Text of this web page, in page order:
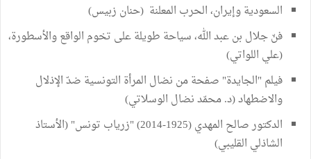
السعودية وإيران، الحرب المعلنة (حنان زبيس)
فنّ جلال بن عبد الله، سياحة طويلة على تخوم الواقع والأسطورة،
(علي اللواتي)
فيلم "الجايدة" صفحة من نضال المرأة التونسية ضدّ الإذلال
والاضطهاد (د. محمّد نضال الوسلاتي)
الدكتور صالح المهدي (1925-2014) "زرياب تونس" (الأستاذ
الشاذلي القليبي)